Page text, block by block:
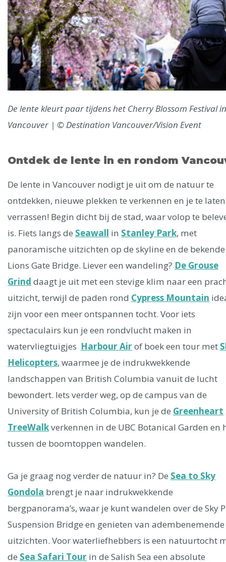
De lente kleurt paar tijdens het Cherry Blossom Festival in
Vancouver | © Destination Vancouver/Vision Event
Ontdek de lente in en rondom
De lente in Vancouver nodigt je uit om de natuur te
ontdekken, nieuwe plekken te verkennen en je te laten
verrassen! Begin dicht bij de stad, waar volop te
is. Fiets langs de Seawall in Stanley Park, met
panoramische uitzichten op de skyline en de bekende
Lions Gate Bridge. Liever een wandeling? De Grouse
Grind daagt je uit met een stevige klim naar een
uitzicht, terwijl de paden rond Cypress Mountain
zijn voor een meer ontspannen tocht. Voor iets
spectaculairs kun je een rondvlucht maken in
watervliegtuigjes Harbour Air of boek een tour met
Helicopters, waarmee je de indrukwekkende
landschappen van British Columbia vanuit de lucht
bewondert. Iets verder weg, op de campus van de
University of British Columbia, kun je de Greenheart
TreeWalkverkennen in de UBC Botanical Garden en
tussen de boomtoppen wandelen.
Ga je graag nog verder de natuur in? De Sea to Sky
Gondola brengt je naar indrukwekkende
bergpanorama’s, waar je kunt wandelen over de Sky
Suspension Bridge en genieten van adembenemende
uitzichten. Voor waterliefhebbers is een natuurtocht
de Sea Safari Tour in de Salish Sea een absolute